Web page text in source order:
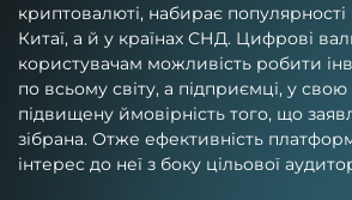
криптовалюті, набирає
Китаї, а й у країнах СНД. Цифрові
користувачам можливість робити
по всьому світу, а підприємці, у
підвищену ймовірність того, що
зібрана. Отже ефективність
інтерес до неї з боку цільової